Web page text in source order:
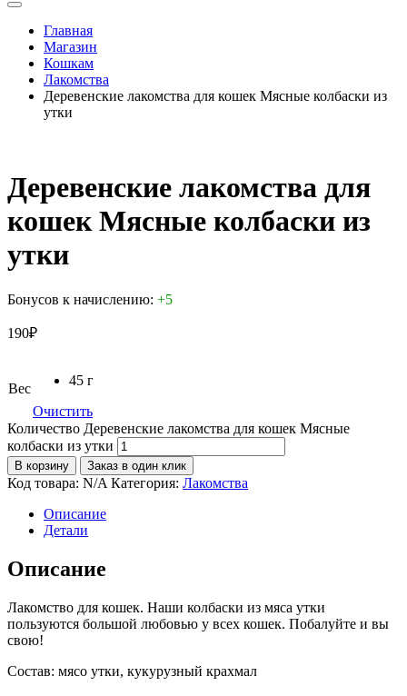
Главная
Магазин
Кошкам
Лакомства
Деревенские лакомства для кошек Мясные колбаски из
утки
Деревенские лакомства для
кошек Мясные колбаски из
утки
Бонусов к начислению: +5
190₽
Вес
45 г
Очистить
Количество Деревенские лакомства для кошек Мясные
колбаски из утки
В корзину Заказ в один клик
Код товара: N/A Категория: Лакомства
Описание
Детали
Описание
Лакомство для кошек. Наши колбаски из мяса утки
пользуются большой любовью у всех кошек. Побалуйте и вы
свою!
Состав: мясо утки, кукурузный крахмал